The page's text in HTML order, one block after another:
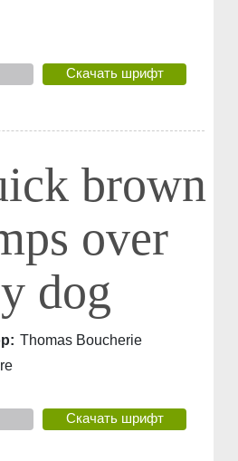
Скачать шрифт
brown
over
dog
Thomas Boucherie
Скачать шрифт